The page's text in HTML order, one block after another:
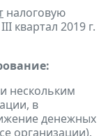
налоговую
квартал 2019 г.
нескольким
в
денежных
организации),